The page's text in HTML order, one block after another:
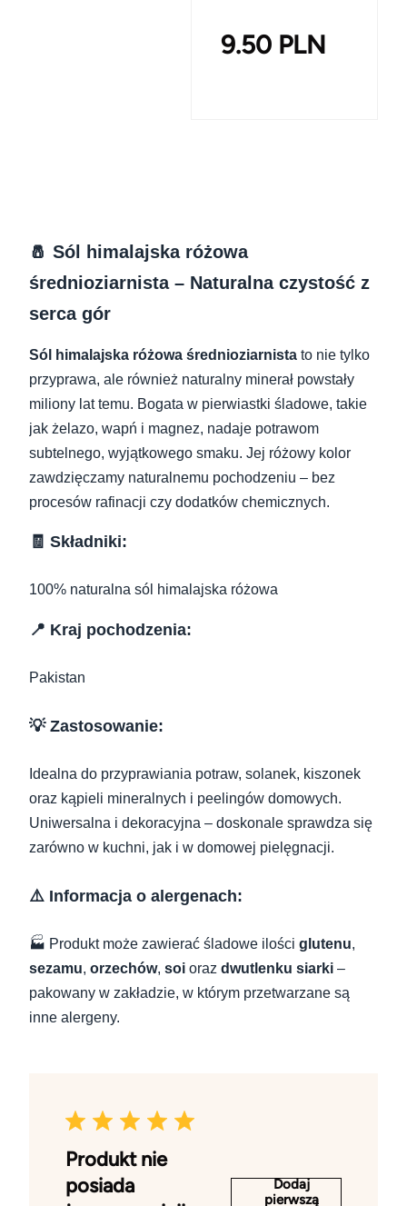
9.50PLN
🧂 Sól himalajska różowa
średnioziarnista – Naturalna czystość z
serca gór
Sól himalajska różowa średnioziarnista to nie tylko
przyprawa, ale również naturalny minerał powstały
miliony lat temu. Bogata w pierwiastki śladowe, takie
jak żelazo, wapń i magnez, nadaje potrawom
subtelnego, wyjątkowego smaku. Jej różowy kolor
zawdzięczamy naturalnemu pochodzeniu – bez
procesów rafinacji czy dodatków chemicznych.
🧾 Składniki:
100% naturalna sól himalajska różowa
📍 Kraj pochodzenia:
Pakistan
💡 Zastosowanie:
Idealna do przyprawiania potraw, solanek, kiszonek
oraz kąpieli mineralnych i peelingów domowych.
Uniwersalna i dekoracyjna – doskonale sprawdza się
zarówno w kuchni, jak i w domowej pielęgnacji.
⚠️ Informacja o alergenach:
🏭 Produkt może zawierać śladowe ilości glutenu,
sezamu, orzechów, soi oraz dwutlenku siarki –
pakowany w zakładzie, w którym przetwarzane są
inne alergeny.
Produkt nie
posiada
Dodaj
pierwszą